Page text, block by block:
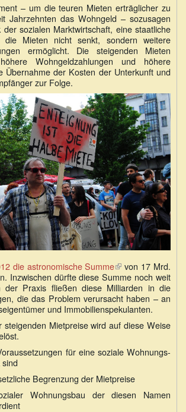
– um die teuren Mieten erträglicher zu
Jahrzehnten das Wohngeld – sozusagen
sozialen Marktwirtschaft, eine staatliche
die Mieten nicht senkt, sondern weitere
ermöglicht. Die steigenden Mieten
Wohngeldzahlungen und höhere
Übernahme der Kosten der Unterkunft und
zur Folge.
die astronomische Summe(Link
ist
extern)
von 17 Mrd.
Inzwischen dürfte diese Summe noch weit
der Praxis fließen diese Milliarden in die
die das Problem verursacht haben – an
und Immobilienspekulanten.
steigenden Mietpreise wird auf diese Weise
für eine soziale Wohnungs-
Begrenzung der Mietpreise
Wohnungsbau der diesen Namen